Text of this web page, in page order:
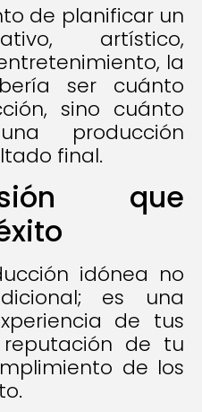
de planificar un
artístico,
la
ser cuánto
sino cuánto
producción
final.
que
idónea no
es una
de tus
de tu
de los